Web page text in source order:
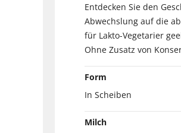
Entdecken Sie den
Abwechslung auf die
für Lakto-Vegetarier
Ohne Zusatz von
Form
In Scheiben
Milch